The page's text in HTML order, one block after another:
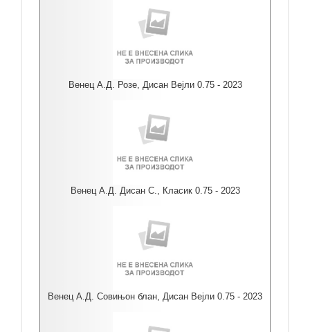
Венец А.Д. Розе, Дисан Вејли 0.75 - 2023
Венец А.Д. Дисан С., Класик 0.75 - 2023
Венец А.Д. Совињон блан, Дисан Вејли 0.75 - 2023